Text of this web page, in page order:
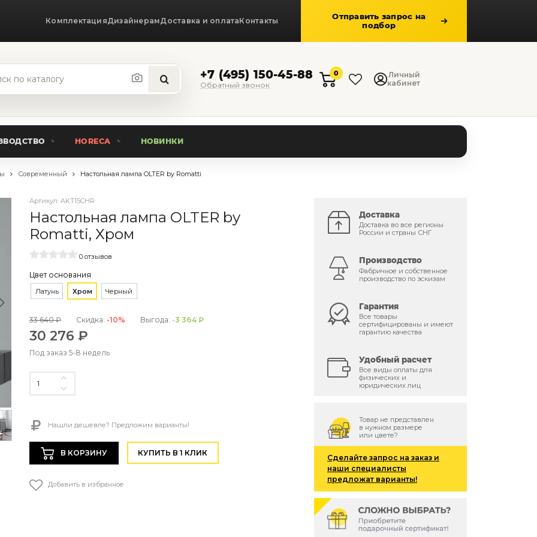
КомплектацияДизайнерамДоставка и оплатаКонтакты
Отправить запрос на
подбор
+7 (495) 150-45-88
Обратный звонок
0
Личный
кабинет
HORECA НОВИНКИ
Современный Настольная лампа OLTER by Romatti
Артикул: AKT15CHR
Настольная лампа OLTER by
Romatti, Хром
0 отзывов
Цвет основания
Латунь Хром Черный
33 640 ₽ Скидка: -10% Выгода: -3 364 ₽
30 276 ₽
Под заказ 5-8 недель
Нашли дешевле? Предложим варианты!
В КОРЗИНУ КУПИТЬ В 1 КЛИК
Добавить в избранное
Доставка
Доставка во все регионы
России и страны СНГ
Производство
Фабричное и собственное
производство по эскизам
Гарантия
Все товары
сертифицированы и имеют
гарантию качества
Удобный расчет
Все виды оплаты для
физических и
юридических лиц
Товар не представлен
в нужном размере
или цвете?
Сделайте запрос на заказ и
наши специалисты
предложат варианты!